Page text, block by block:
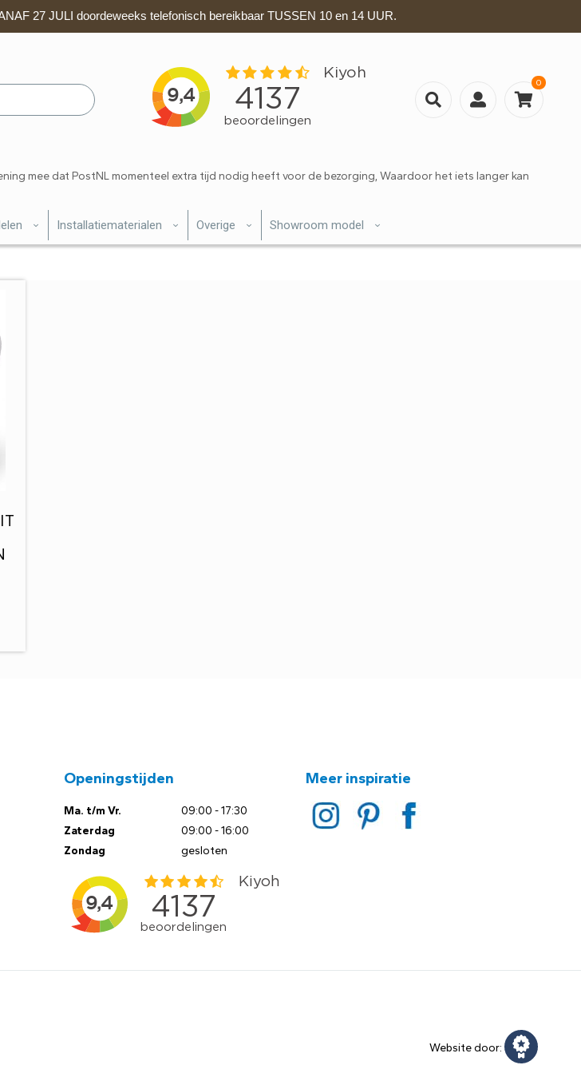
27 JULI doordeweeks telefonisch bereikbaar TUSSEN 10 en 14 UUR.
0
mee dat PostNL momenteel extra tijd nodig heeft voor de bezorging, Waardoor het iets langer kan
Installatiematerialen Overige Showroom model
Openingstijden
Ma. t/m Vr.
Zaterdag
Zondag
09:00 - 17:30
09:00 - 16:00
gesloten
Meer inspiratie
Website door: